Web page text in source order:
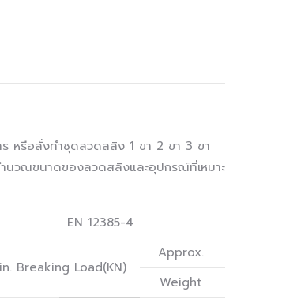
หรือสั่งทำชุดลวดสลิง 1 ขา 2 ขา 3 ขา
นวณขนาดของลวดสลิงและอุปกรณ์ที่เหมาะ
EN 12385-4
Breaking Load(KN)
Approx.
Weight